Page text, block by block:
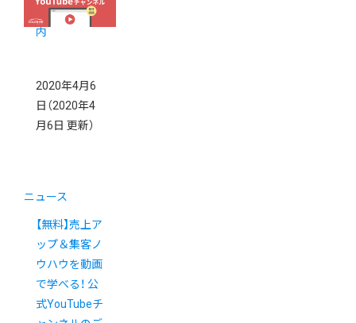
ト開催のご案
内
2020年4月6
日 （2020年4
月6日 更新）
ニュース
【無料】売上ア
ップ＆集客ノ
ウハウを動画
で学べる！ 公
式YouTubeチ